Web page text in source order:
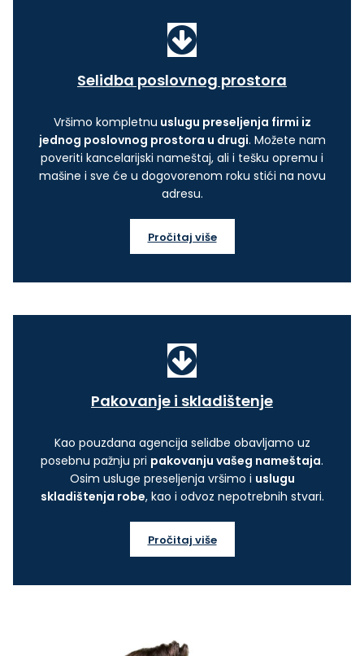
Selidba poslovnog prostora
Vršimo kompletnu uslugu preseljenja firmi iz
jednog poslovnog prostora u drugi. Možete nam
poveriti kancelarijski nameštaj, ali i tešku opremu i
mašine i sve će u dogovorenom roku stići na novu
adresu.
Pročitaj više
Pakovanje i skladištenje
Kao pouzdana agencija selidbe obavljamo uz
posebnu pažnju pri pakovanju vašeg nameštaja.
Osim usluge preseljenja vršimo i uslugu
skladištenja robe, kao i odvoz nepotrebnih stvari.
Pročitaj više